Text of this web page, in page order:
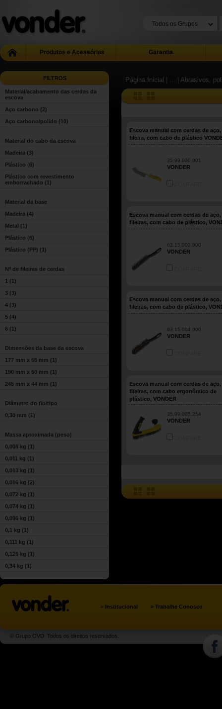
Produtos e Acessórios Garantia
FILTROS
Material/acabamento das cerdas da
escova
Aço carbono (2)
Aço carbono/polido (10)
Material do cabo da escova
Madeira (3)
Plástico (6)
Plástico com revestimento
emborrachado (1)
Material da base
Madeira (4)
Metal (1)
Plástico (6)
Plástico (PP) (1)
Nº de fileiras de cerdas
1 (1)
3 (3)
4 (3)
5 (4)
6 (1)
Dimensões da base da escova
177 mm x 55 mm (1)
190 mm x 50 mm (1)
245 mm x 44 mm (1)
Diâmetro do fio/tipo
0,30 mm (1)
Massa aproximada (peso)
0,008 kg (1)
0,011 kg (1)
0,013 kg (1)
0,016 kg (2)
0,072 kg (1)
0,074 kg (1)
0,096 kg (1)
0,1 kg (1)
0,111 kg (1)
0,126 kg (1)
0,34 kg (1)
Página Inicial | ... | Abrasivos,
Escova manual com cerdas de aço,
fileira, com cabo de plástico
35.99.030.001
VONDER
Escova manual com cerdas de aço,
fileiras, com cabo de plástico,
63.15.003.000
VONDER
Escova manual com cerdas de aço,
fileiras, com cabo de plástico,
63.15.004.000
VONDER
Escova manual com cerdas de aço,
fileiras, com cabo ergonômico de
plástico, VONDER
35.99.005.254
VONDER
» Institucional » Trabalhe Conosco
© Grupo OVD. Todos os direitos reservados.